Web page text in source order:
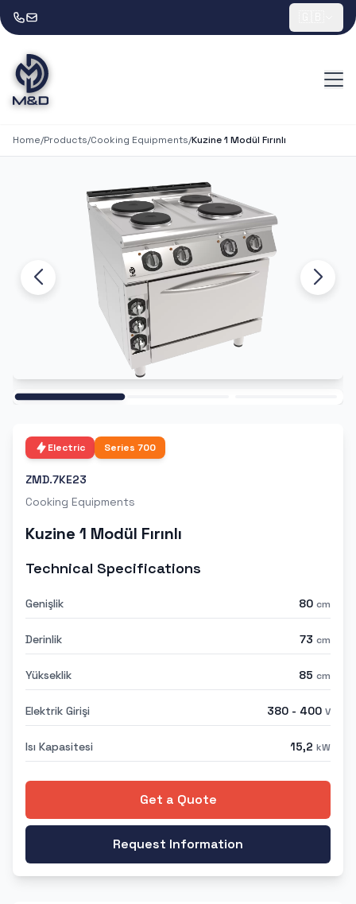
Home/Products/Cooking Equipments/Kuzine 1 Modül Fırınlı
Electric Series 700
ZMD.7KE23
Cooking Equipments
Kuzine 1 Modül Fırınlı
Technical Specifications
Genişlik 80 cm
Derinlik 73 cm
Yükseklik 85 cm
Elektrik Girişi 380 - 400 V
Isı Kapasitesi 15,2 kW
Get a Quote
Request Information